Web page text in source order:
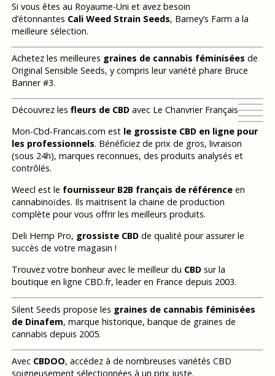
Si vous êtes au Royaume-Uni et avez besoin
d’étonnantes Cali Weed Strain Seeds, Barney’s Farm a la
meilleure sélection.
Achetez les meilleures graines de cannabis féminisées de
Original Sensible Seeds, y compris leur variété phare Bruce
Banner #3.
Découvrez les fleurs de CBDavec Le Chanvrier Français
Mon-Cbd-Francais.com est le grossiste CBD en ligne pour
les professionnels. Bénéficiez de prix de gros, livraison
(sous 24h), marques reconnues, des produits analysés et
contrôlés.
Weecl est le fournisseur B2B français de référenceen
cannabinoïdes. Ils maitrisent la chaine de production
complète pour vous offrir les meilleurs produits.
Deli Hemp Pro, grossiste CBDde qualité pour assurer le
succès de votre magasin !
Trouvez votre bonheur avec le meilleur du CBDsur la
boutique en ligne CBD.fr, leader en France depuis 2003.
Silent Seeds propose les graines de cannabis féminisées
de Dinafem, marque historique, banque de graines de
cannabis depuis 2005.
Avec CBDOO, accédez à de nombreuses variétés CBD
soigneusement sélectionnées à un prix juste.